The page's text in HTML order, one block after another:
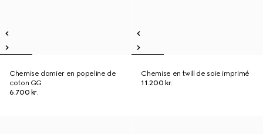
Chemise damier en popeline de
coton GG
6.700 kr.
Chemise en twill de soie imprimé
11.200 kr.